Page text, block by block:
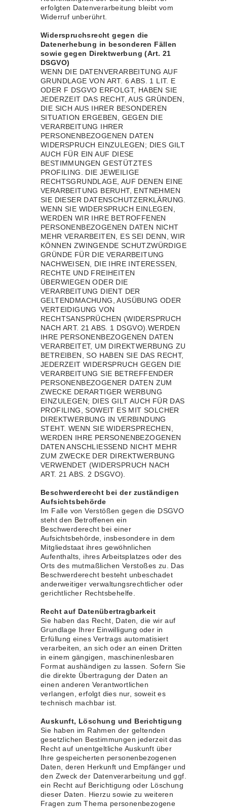
erfolgten Datenverarbeitung bleibt vom
Widerruf unberührt.
Widerspruchsrecht gegen die
Datenerhebung in besonderen Fällen
sowie gegen Direktwerbung (Art. 21
DSGVO)
WENN DIE DATENVERARBEITUNG AUF
GRUNDLAGE VON ART. 6 ABS. 1 LIT. E
ODER F DSGVO ERFOLGT, HABEN SIE
JEDERZEIT DAS RECHT, AUS GRÜNDEN,
DIE SICH AUS IHRER BESONDEREN
SITUATION ERGEBEN, GEGEN DIE
VERARBEITUNG IHRER
PERSONENBEZOGENEN DATEN
WIDERSPRUCH EINZULEGEN; DIES GILT
AUCH FÜR EIN AUF DIESE
BESTIMMUNGEN GESTÜTZTES
PROFILING. DIE JEWEILIGE
RECHTSGRUNDLAGE, AUF DENEN EINE
VERARBEITUNG BERUHT, ENTNEHMEN
SIE DIESER DATENSCHUTZERKLÄRUNG.
WENN SIE WIDERSPRUCH EINLEGEN,
WERDEN WIR IHRE BETROFFENEN
PERSONENBEZOGENEN DATEN NICHT
MEHR VERARBEITEN, ES SEI DENN, WIR
KÖNNEN ZWINGENDE SCHUTZWÜRDIGE
GRÜNDE FÜR DIE VERARBEITUNG
NACHWEISEN, DIE IHRE INTERESSEN,
RECHTE UND FREIHEITEN
ÜBERWIEGEN ODER DIE
VERARBEITUNG DIENT DER
GELTENDMACHUNG, AUSÜBUNG ODER
VERTEIDIGUNG VON
RECHTSANSPRÜCHEN (WIDERSPRUCH
NACH ART. 21 ABS. 1 DSGVO).WERDEN
IHRE PERSONENBEZOGENEN DATEN
VERARBEITET, UM DIREKTWERBUNG ZU
BETREIBEN, SO HABEN SIE DAS RECHT,
JEDERZEIT WIDERSPRUCH GEGEN DIE
VERARBEITUNG SIE BETREFFENDER
PERSONENBEZOGENER DATEN ZUM
ZWECKE DERARTIGER WERBUNG
EINZULEGEN; DIES GILT AUCH FÜR DAS
PROFILING, SOWEIT ES MIT SOLCHER
DIREKTWERBUNG IN VERBINDUNG
STEHT. WENN SIE WIDERSPRECHEN,
WERDEN IHRE PERSONENBEZOGENEN
DATEN ANSCHLIESSEND NICHT MEHR
ZUM ZWECKE DER DIREKTWERBUNG
VERWENDET (WIDERSPRUCH NACH
ART. 21 ABS. 2 DSGVO).
Beschwerderecht bei der zuständigen
Aufsichtsbehörde
Im Falle von Verstößen gegen die DSGVO
steht den Betroffenen ein
Beschwerderecht bei einer
Aufsichtsbehörde, insbesondere in dem
Mitgliedstaat ihres gewöhnlichen
Aufenthalts, ihres Arbeitsplatzes oder des
Orts des mutmaßlichen Verstoßes zu. Das
Beschwerderecht besteht unbeschadet
anderweitiger verwaltungsrechtlicher oder
gerichtlicher Rechtsbehelfe.
Recht auf Datenübertragbarkeit
Sie haben das Recht, Daten, die wir auf
Grundlage Ihrer Einwilligung oder in
Erfüllung eines Vertrags automatisiert
verarbeiten, an sich oder an einen Dritten
in einem gängigen, maschinenlesbaren
Format aushändigen zu lassen. Sofern Sie
die direkte Übertragung der Daten an
einen anderen Verantwortlichen
verlangen, erfolgt dies nur, soweit es
technisch machbar ist.
Auskunft, Löschung und Berichtigung
Sie haben im Rahmen der geltenden
gesetzlichen Bestimmungen jederzeit das
Recht auf unentgeltliche Auskunft über
Ihre gespeicherten personenbezogenen
Daten, deren Herkunft und Empfänger und
den Zweck der Datenverarbeitung und ggf.
ein Recht auf Berichtigung oder Löschung
dieser Daten. Hierzu sowie zu weiteren
Fragen zum Thema personenbezogene